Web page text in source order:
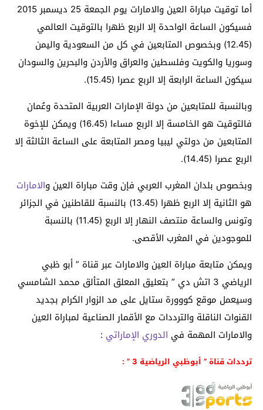
أما توقيت مباراة العين والامارات يوم الجمعة 25 ديسمبر 2015
فسيكون الساعة الواحدة إلا الربع ظهرا بالتوقيت العالمي
(12.45) وبخصوص المتابعين في كل من السعودية واليمن
وسوريا والكويت وفلسطين والعراق والأردن والبحرين والسودان
سيكون الساعة الرابعة إلا الربع عصرا (15.45).
وبالنسبة للمتابعين من دولة الإمارات العربية المتحدة وعُمان
فالتوقيت هو الخامسة إلا الربع مساءا (16.45) ويمكن للإخوة
المتابعين من دولتي ليبيا ومصر المتابعة على الساعة الثالثة إلا
الربع عصرا (14.45).
وبخصوص بلدان المغرب العربي فإن وقت مباراة العين والامارات
هو الثانية إلا الربع ظهرا (13.45) بالنسبة للقاطنين في الجزائر
وتونس والساعة منتصف النهار إلا الربع (11.45) بالنسبة
للموجودين في المغرب الأقصى.
ويمكن متابعة مباراة العين والامارات عبر قناة ” أبو ظبي
الرياضي 3 اتش دي ” بتعليق المعلق المتألق محمد الشامسي
وسيعمل موقع كووورة ستايل على مد الزوار الكرام بجديد
القنوات الناقلة والترددات مع الأقمار الصناعية لمباراة العين
والامارات المهمة في الدوري الإماراتي :
ترددات قناة ” أبوظبي الرياضية 3 ” :